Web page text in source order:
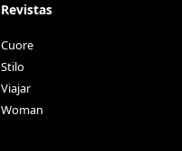
Revistas
Cuore
Stilo
Viajar
Woman